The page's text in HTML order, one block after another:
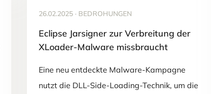
26.02.2025 · BEDROHUNGEN
Eclipse Jarsigner zur Verbreitung der
XLoader-Malware missbraucht
Eine neu entdeckte Malware-Kampagne
nutzt die DLL-Side-Loading-Technik, um die